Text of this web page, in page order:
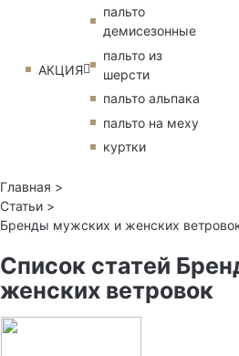
АКЦИЯ
пальто
демисезонные
пальто из
шерсти
пальто альпака
пальто на меху
куртки
Главная >
Статьи >
Бренды мужских и женских
Список статей
женских ветровок